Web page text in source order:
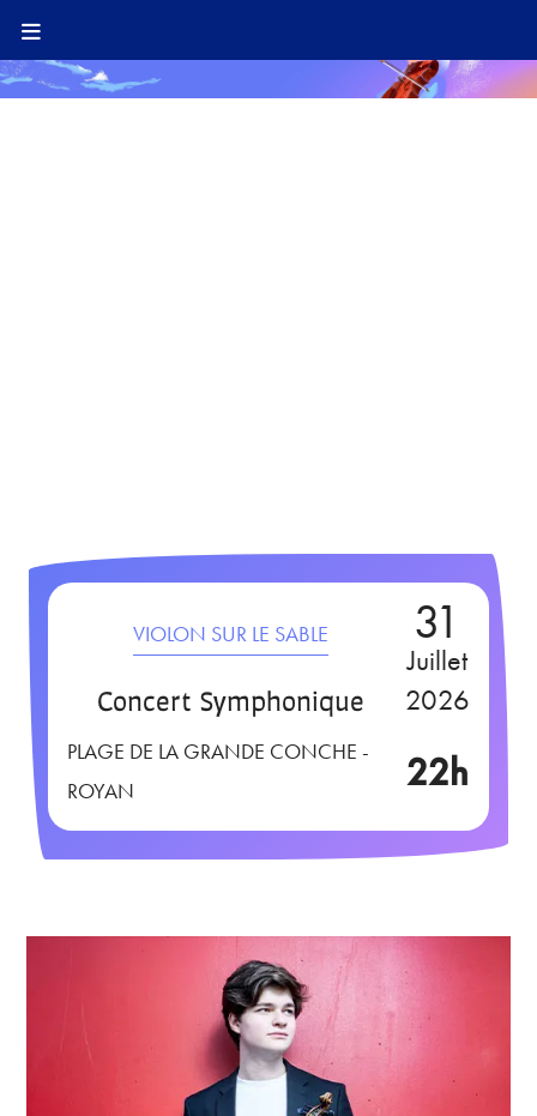
VIOLON SUR LE SABLE
Concert Symphonique
PLAGE DE LA GRANDE CONCHE -
ROYAN
31
Juillet
2026
22h